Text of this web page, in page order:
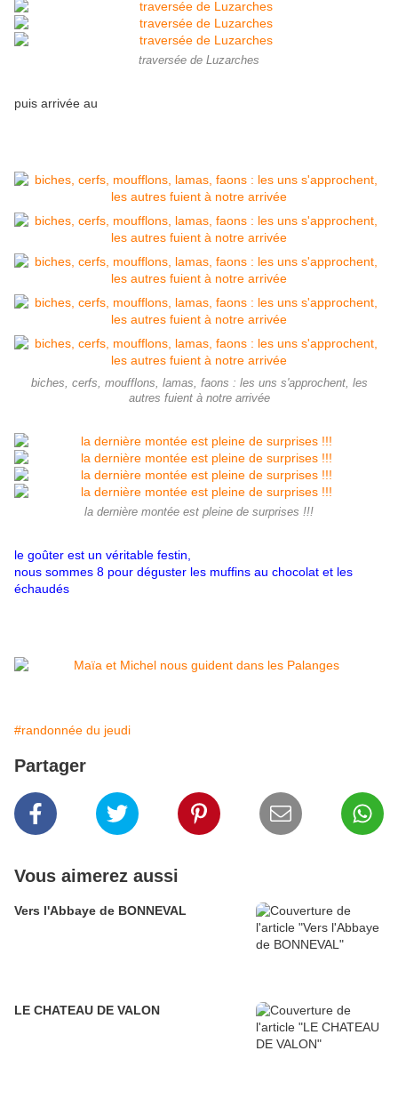
traversée de Luzarches
puis arrivée au
biches, cerfs, moufflons, lamas, faons : les uns s'approchent, les
autres fuient à notre arrivée
la dernière montée est pleine de surprises !!!
le goûter est un véritable festin,
nous sommes 8 pour déguster les muffins au chocolat et les
échaudés
#randonnée du jeudi
Partager
Vous aimerez aussi
Vers l'Abbaye de BONNEVAL
LE CHATEAU DE VALON